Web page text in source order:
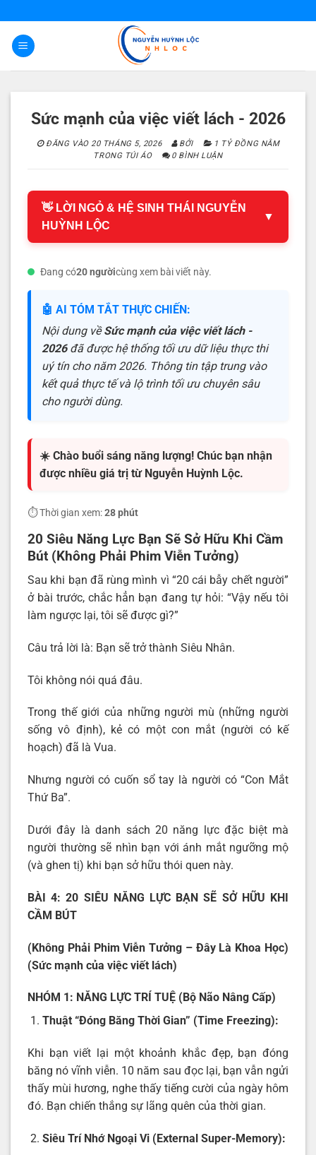
nội
dung
Sức mạnh của việc viết lách - 2026
ĐĂNG VÀO 20 THÁNG 5, 2026 BỞI
1 TỶ ĐỒNG NẰM
TRONG TÚI ÁO
0 BÌNH LUẬN
👋 LỜI NGỎ & HỆ SINH THÁI NGUYỄN
HUỲNH LỘC
▼
Đang có20 ngườicùng xem bài viết này.
🤖 AI TÓM TẮT THỰC CHIẾN:
Nội dung vềSức mạnh của việc viết lách -
2026đã được hệ thống tối ưu dữ liệu thực thi
uý tín cho năm 2026. Thông tin tập trung vào
kết quả thực tế và lộ trình tối ưu chuyên sâu
cho người dùng.
☀️ Chào buổi sáng năng lượng! Chúc bạn nhận
được nhiều giá trị từ Nguyễn Huỳnh Lộc.
⏱️ Thời gian xem:28 phút
20 Siêu Năng Lực Bạn Sẽ Sở Hữu Khi Cầm
Bút (Không Phải Phim Viễn Tưởng)
Sau khi bạn đã rùng mình vì “20 cái bẫy chết người”
ở bài trước, chắc hẳn bạn đang tự hỏi: “Vậy nếu tôi
làm ngược lại, tôi sẽ được gì?”
Câu trả lời là: Bạn sẽ trở thành Siêu Nhân.
Tôi không nói quá đâu.
Trong thế giới của những người mù (những người
sống vô định), kẻ có một con mắt (người có kế
hoạch) đã là Vua.
Nhưng người có cuốn sổ tay là người có “Con Mắt
Thứ Ba”.
Dưới đây là danh sách 20 năng lực đặc biệt mà
người thường sẽ nhìn bạn với ánh mắt ngưỡng mộ
(và ghen tị) khi bạn sở hữu thói quen này.
BÀI 4: 20 SIÊU NĂNG LỰC BẠN SẼ SỞ HỮU KHI
CẦM BÚT
(Không Phải Phim Viễn Tưởng – Đây Là Khoa Học)
(Sức mạnh của việc viết lách)
NHÓM 1: NĂNG LỰC TRÍ TUỆ (Bộ Não Nâng Cấp)
Thuật “Đóng Băng Thời Gian” (Time Freezing):
Khi bạn viết lại một khoảnh khắc đẹp, bạn đóng
băng nó vĩnh viễn. 10 năm sau đọc lại, bạn vẫn ngửi
thấy mùi hương, nghe thấy tiếng cười của ngày hôm
đó. Bạn chiến thắng sự lãng quên của thời gian.
Siêu Trí Nhớ Ngoại Vi (External Super-Memory):